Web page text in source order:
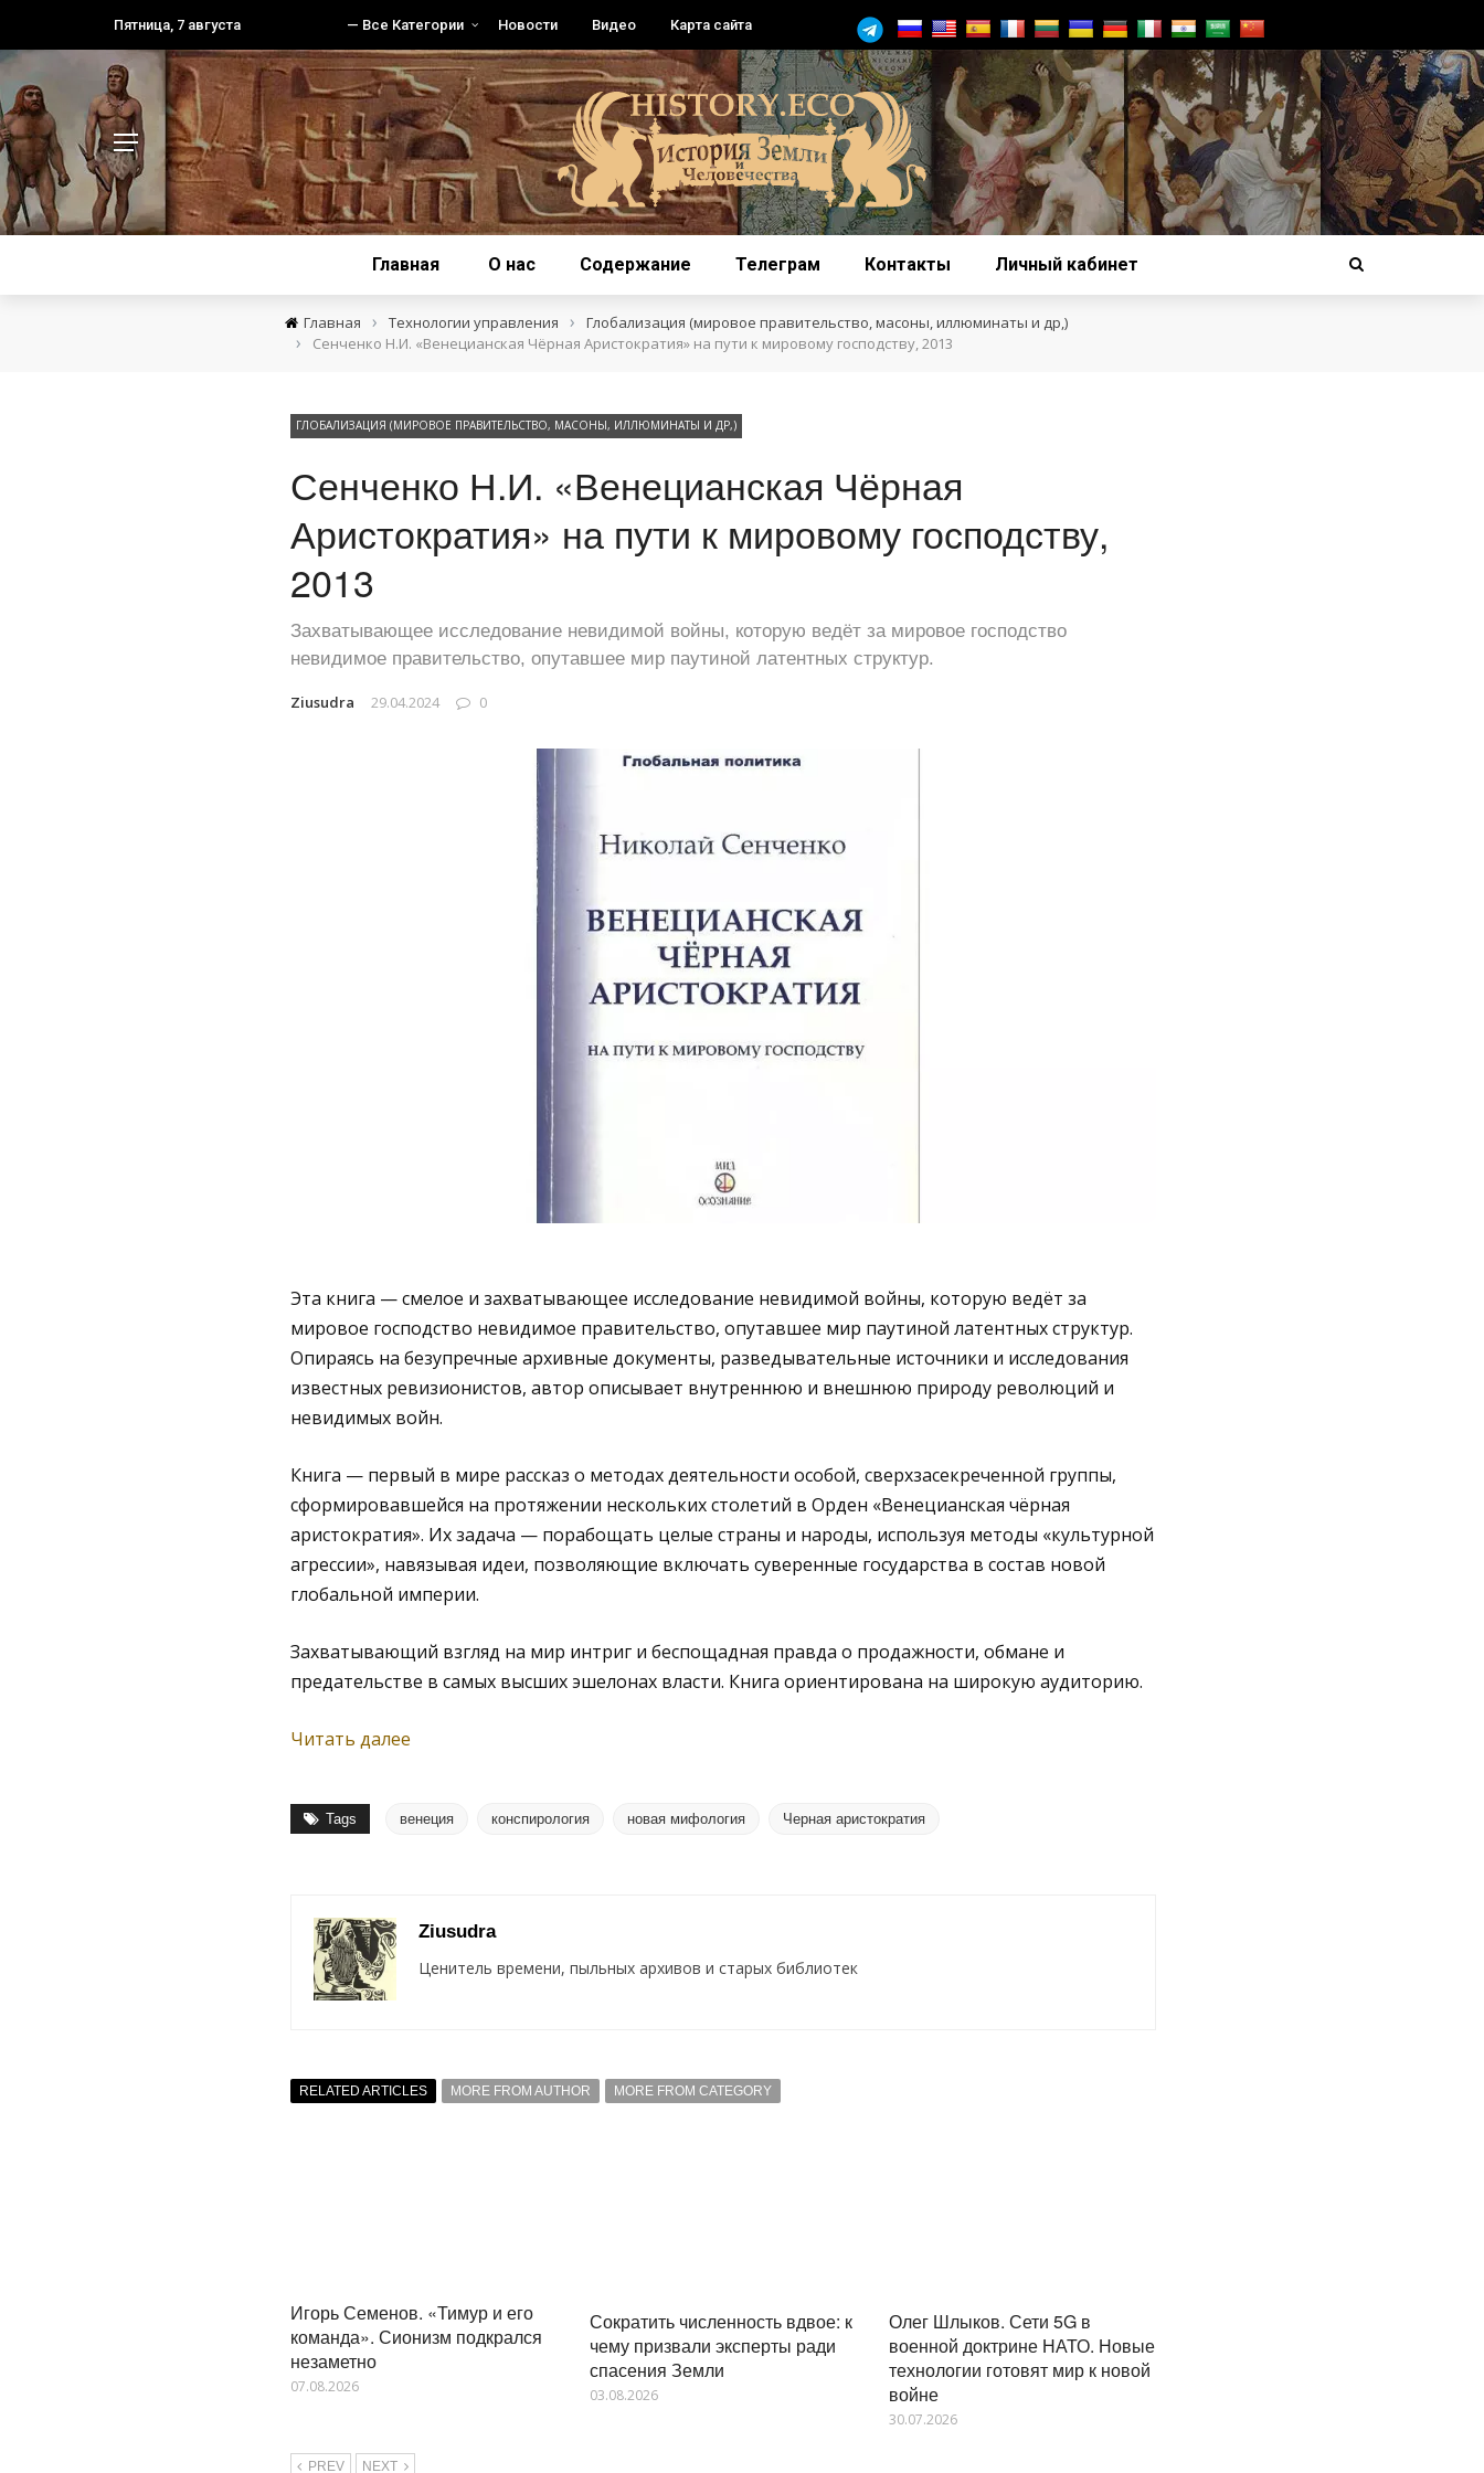
Пятница, 7 августа — Все Категории Новости Видео Карта сайта
Главная О нас Содержание Телеграм Контакты Личный кабинет
Главная › Технологии управления › Глобализация (мировое правительство, масоны, иллюминаты и др,)
› Сенченко Н.И. «Венецианская Чёрная Аристократия» на пути к мировому господству, 2013
ГЛОБАЛИЗАЦИЯ (МИРОВОЕ ПРАВИТЕЛЬСТВО, МАСОНЫ, ИЛЛЮМИНАТЫ И ДР,)
Сенченко Н.И. «Венецианская Чёрная
Аристократия» на пути к мировому господству,
2013
Захватывающее исследование невидимой войны, которую ведёт за мировое господство
невидимое правительство, опутавшее мир паутиной латентных структур.
Ziusudra 29.04.2024 0
Эта книга — смелое и захватывающее исследование невидимой войны, которую ведёт за
мировое господство невидимое правительство, опутавшее мир паутиной латентных структур.
Опираясь на безупречные архивные документы, разведывательные источники и исследования
известных ревизионистов, автор описывает внутреннюю и внешнюю природу революций и
невидимых войн.
Книга — первый в мире рассказ о методах деятельности особой, сверхзасекреченной группы,
сформировавшейся на протяжении нескольких столетий в Орден «Венецианская чёрная
аристократия». Их задача — порабощать целые страны и народы, используя методы «культурной
агрессии», навязывая идеи, позволяющие включать суверенные государства в состав новой
глобальной империи.
Захватывающий взгляд на мир интриг и беспощадная правда о продажности, обмане и
предательстве в самых высших эшелонах власти. Книга ориентирована на широкую аудиторию.
Читать далее
Tags венеция конспирология новая мифология Черная аристократия
Ziusudra
Ценитель времени, пыльных архивов и старых библиотек
RELATED ARTICLES MORE FROM AUTHOR MORE FROM CATEGORY
Игорь Семенов. «Тимур и его
команда». Сионизм подкрался
незаметно
07.08.2026
Сократить численность вдвое: к
чему призвали эксперты ради
спасения Земли
03.08.2026
Олег Шлыков. Сети 5G в
военной доктрине НАТО. Новые
технологии готовят мир к новой
войне
30.07.2026
PREV NEXT